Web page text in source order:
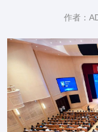
作者：